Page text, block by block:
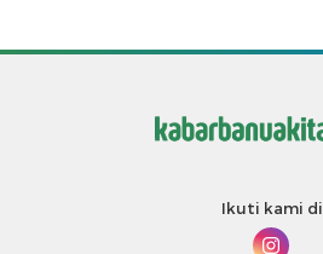
Ikuti kami di